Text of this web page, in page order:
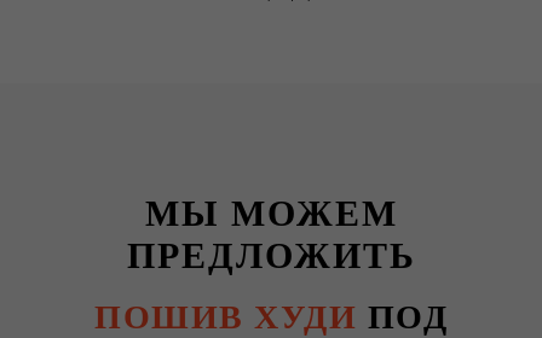
МЫ МОЖЕМ
ПРЕДЛОЖИТЬ
ПОШИВ ХУДИ ПОД